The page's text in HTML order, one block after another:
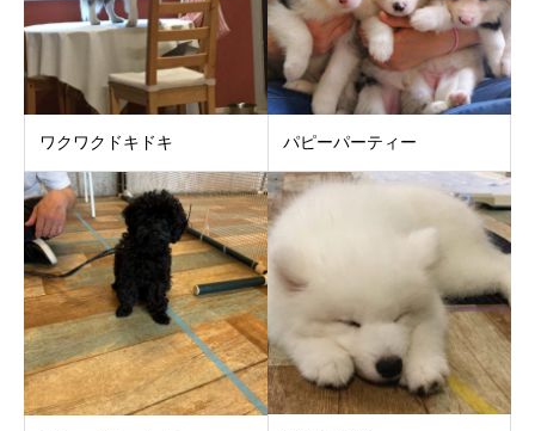
ワクワクドキドキ パピーパーティー